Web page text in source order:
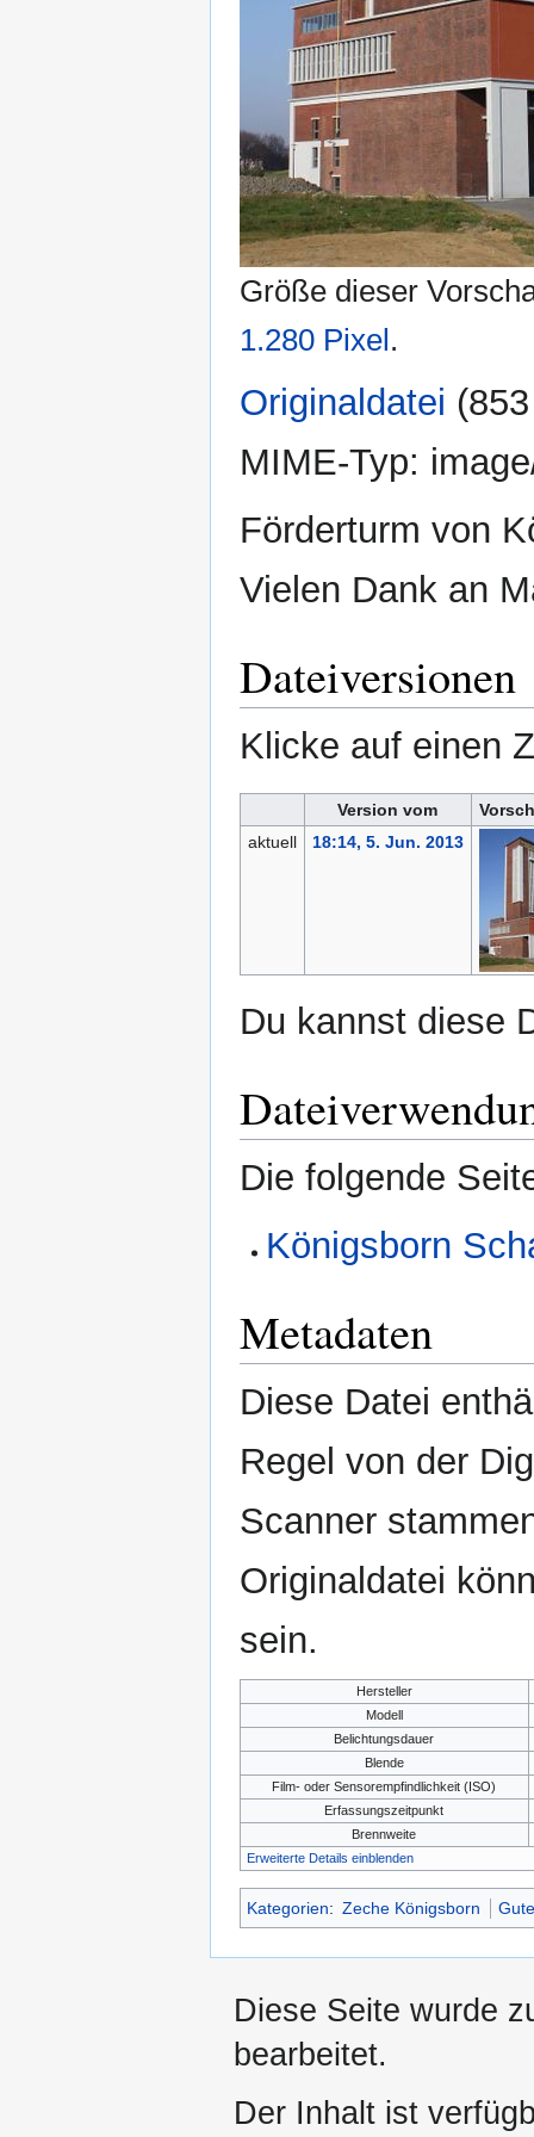
Größe dieser
1.280 Pixel.
Originaldatei
MIME-Typ:
Förderturm von
Vielen Dank an
Dateiversionen
Klicke auf einen
Version vom
aktuell
18:14, 5. Jun. 2013
Du kannst diese
Die folgende
Königsborn
Metadaten
Diese Datei
Regel von der
Scanner
Originaldatei
sein.
Hersteller
Modell
Belichtungsdauer
Blende
Film- oder Sensorempfindlichkeit (ISO)
Erfassungszeitpunkt
Brennweite
Erweiterte Details einblenden
Kategorien: Zeche Königsborn
Diese Seite wurde
bearbeitet.
Der Inhalt ist